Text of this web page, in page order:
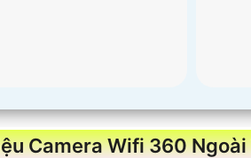
Camera Wifi 360